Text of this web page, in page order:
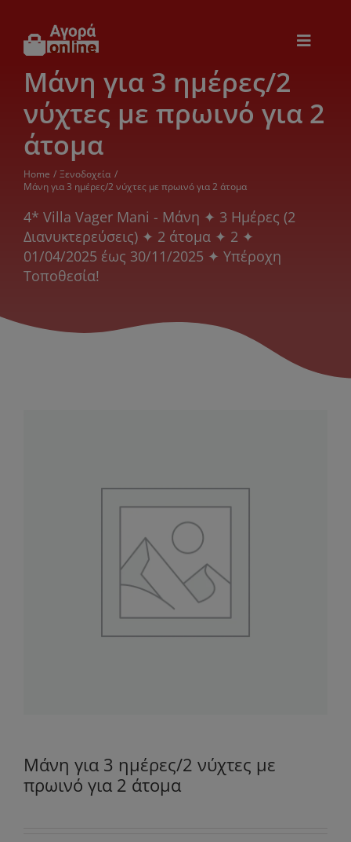
περιεχόμενο
Toggle
Εικόνα & Ήχος
Παιχνίδια
Θέρμανση – Ψύξη
Ηλεκτρονικά
Μάνη για 3 ημέρες/2
νύχτες με πρωινό για 2
άτομα
Home
Ξενοδοχεία
Μάνη για 3 ημέρες/2 νύχτες με πρωινό για 2 άτομα
4* Villa Vager Mani - Μάνη ✦ 3 Ημέρες (2
Διανυκτερεύσεις) ✦ 2 άτομα ✦ 2 ✦
01/04/2025 έως 30/11/2025 ✦ Υπέροχη
Τοποθεσία!
Μάνη για 3 ημέρες/2 νύχτες με
πρωινό για 2 άτομα